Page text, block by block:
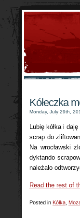
Kółeczka
Monday, July 29th,
Lubię kółka i
scrap do
Na wrocławski
dyktando
należało
Read the rest of
Posted in Kółka